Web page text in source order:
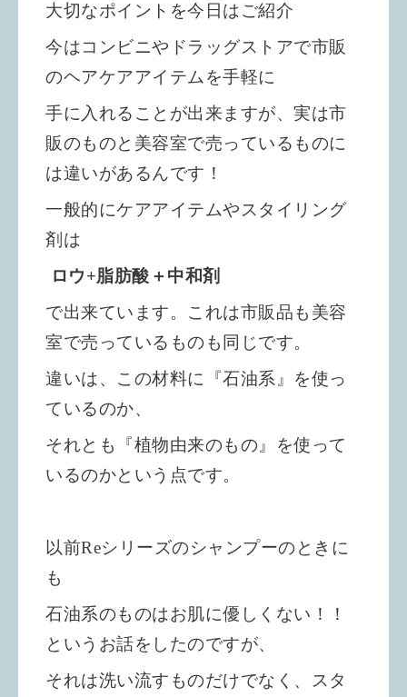
大切なポイントを今日はご紹介
今はコンビニやドラッグストアで市販
のヘアケアアイテムを手軽に
手に入れることが出来ますが、実は市
販のものと美容室で売っているものに
は違いがあるんです！
一般的にケアアイテムやスタイリング
剤は
ロウ+脂肪酸＋中和剤
で出来ています。これは市販品も美容
室で売っているものも同じです。
違いは、この材料に『石油系』を使っ
ているのか、
それとも『植物由来のもの』を使って
いるのかという点です。
以前Reシリーズのシャンプーのときに
も
石油系のものはお肌に優しくない！！
というお話をしたのですが、
それは洗い流すものだけでなく、
スタ